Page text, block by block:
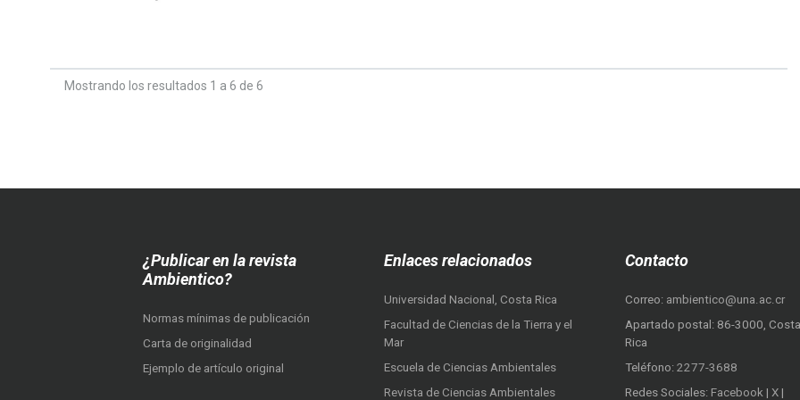
Mostrando los resultados 1 a 6 de 6
¿Publicar en la revista
Ambientico?
Normas mínimas de publicación
Carta de originalidad
Ejemplo de artículo original
Enlaces relacionados
Universidad Nacional, Costa Rica
Facultad de Ciencias de la Tierra y el
Mar
Escuela de Ciencias Ambientales
Revista de Ciencias Ambientales
Contacto
Correo: ambientico@una.ac.cr
Apartado postal: 86-3000, Costa
Rica
Teléfono: 2277-3688
Redes Sociales: Facebook | X |